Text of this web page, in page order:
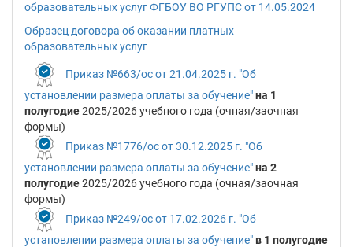
образовательных услуг ФГБОУ ВО РГУПС от 14.05.2024
Образец договора об оказании платных
образовательных услуг
Приказ №663/ос от 21.04.2025 г. "Об
установлении размера оплаты за обучение"на 1
полугодие2025/2026 учебного года (очная/заочная
формы)
Приказ №1776/ос от 30.12.2025 г. "Об
установлении размера оплаты за обучение"на 2
полугодие2025/2026 учебного года (очная/заочная
формы)
Приказ №249/ос от 17.02.2026 г. "Об
установлении размера оплаты за обучение" в 1 полугодие